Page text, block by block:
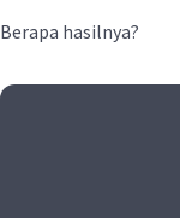
Berapa hasilnya?